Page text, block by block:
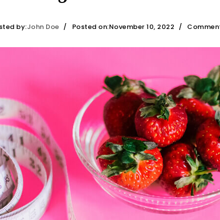
by:John Doe Posted on:November 10, 2022